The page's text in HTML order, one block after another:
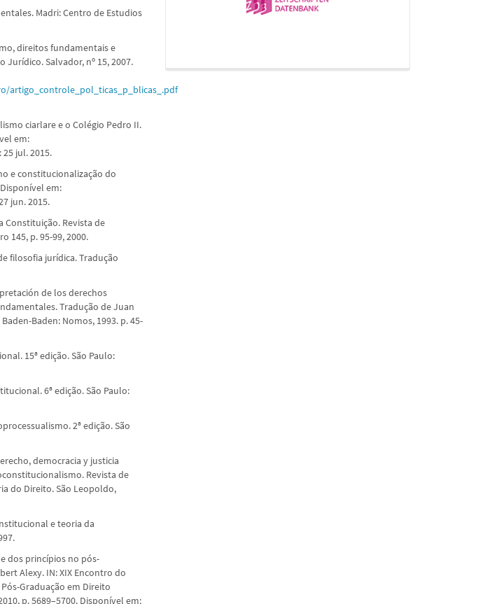
Madri: Centro de Estudios
direitos fundamentais e
Salvador, nº 15, 2007.
artigo_controle_pol_ticas_p_blicas_.pdf
ciarlare e o Colégio Pedro II.
em:
25 jul. 2015.
e constitucionalização do
em:
jun. 2015.
Constituição. Revista de
145, p. 95-99, 2000.
filosofia jurídica. Tradução
de los derechos
Tradução de Juan
Baden: Nomos, 1993. p. 45-
15ª edição. São Paulo:
6ª edição. São Paulo:
2ª edição. São
democracia y justicia
Revista de
do Direito. São Leopoldo,
e teoria da
dos princípios no pós-
Alexy. IN: XIX Encontro do
Graduação em Direito
p. 5689–5700. Disponível em: